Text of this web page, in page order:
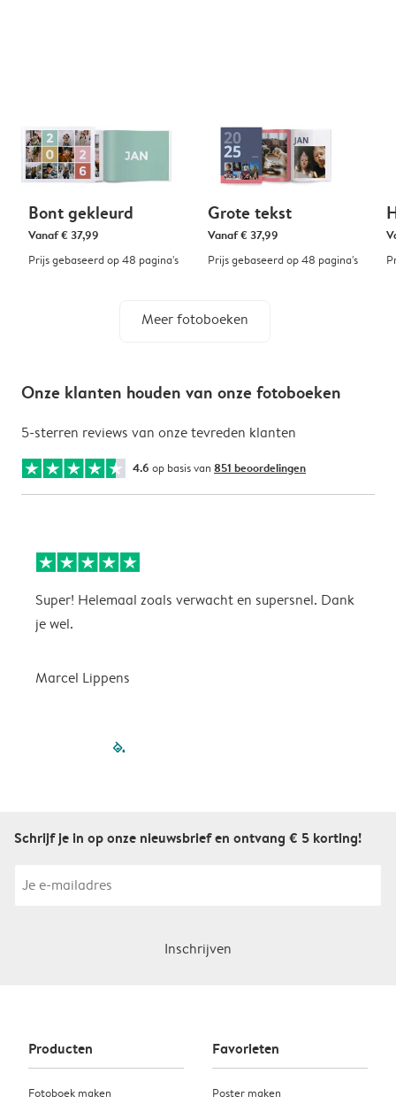
Bont gekleurd
Vanaf€ 37,99
Prijs gebaseerd op 48 pagina's
Grote tekst
Vanaf€ 37,99
Prijs gebaseerd op 48 pagina's
Meer fotoboeken
Onze klanten houden van onze fotoboeken
5-sterren reviews van onze tevreden klanten
4.6 op basis van 851 beoordelingen
Super! Helemaal zoals verwacht en supersnel. Dank
je wel.
Marcel Lippens
filled-pagination
Schrijf je in op onze nieuwsbrief en ontvang € 5 korting!
Inschrijven
Producten
Fotoboek maken
Favorieten
Poster maken